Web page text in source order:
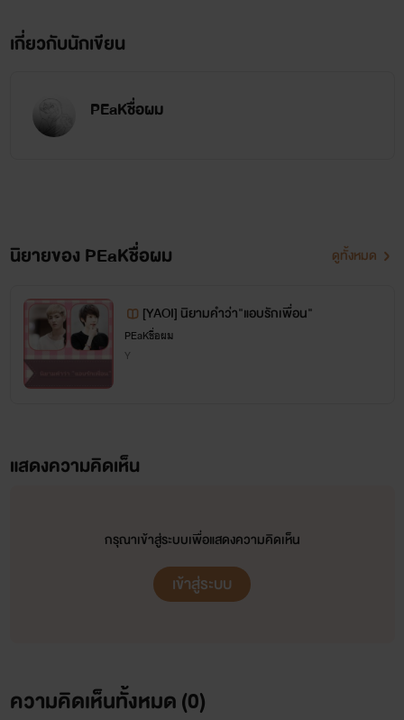
เกี่ยวกับนักเขียน
PEaKชื่อผม
นิยายของ PEaKชื่อผม ดูทั้งหมด
[YAOI] นิยามคำว่า"แอบรักเพื่อน"
PEaKชื่อผม
Y
แสดงความคิดเห็น
กรุณาเข้าสู่ระบบเพื่อแสดงความคิดเห็น
เข้าสู่ระบบ
ความคิดเห็นทั้งหมด (0)